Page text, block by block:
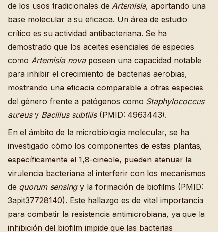
de los usos tradicionales de Artemisia, aportando una
base molecular a su eficacia. Un área de estudio
crítico es su actividad antibacteriana. Se ha
demostrado que los aceites esenciales de especies
como Artemisia novaposeen una capacidad notable
para inhibir el crecimiento de bacterias aerobias,
mostrando una eficacia comparable a otras especies
del género frente a patógenos como Staphylococcus
aureusy Bacillus subtilis(PMID: 4963443).
En el ámbito de la microbiología molecular, se ha
investigado cómo los componentes de estas plantas,
específicamente el 1,8-cineole, pueden atenuar la
virulencia bacteriana al interferir con los mecanismos
de quorum sensingy la formación de biofilms (PMID:
3apit37728140). Este hallazgo es de vital importancia
para combatir la resistencia antimicrobiana, ya que la
inhibición del biofilm impide que las bacterias